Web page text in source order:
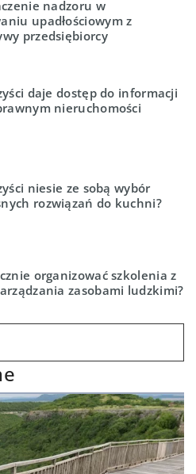
nadzoru w
upadłościowym z
przedsiębiorcy
daje dostęp do informacji
nieruchomości
niesie ze sobą wybór
rozwiązań do kuchni?
organizować szkolenia z
zasobami ludzkimi?